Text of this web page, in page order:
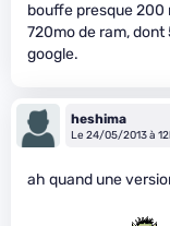
bouffe presque 200
720mo de ram,
google.
heshima
Le 24/05/2013 à
ah quand une